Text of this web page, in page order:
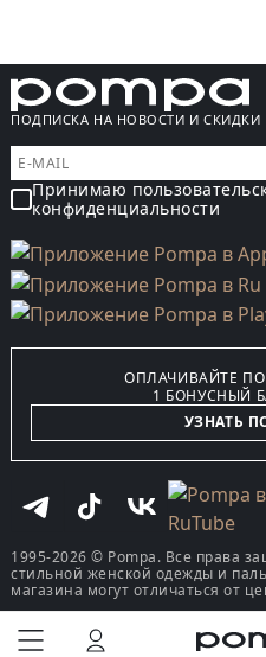
КУПИТЬ В ОДИН КЛИК
ПОДПИСКА НА НОВОСТИ И СКИДКИ
Принимаю
конфиденциальности
ОПЛАЧИВАЙТЕ
1 БОНУСНЫЙ
УЗНАТЬ
1995-2026 © Pompa. Все права
стильной женской одежды и
магазина могут отличаться от